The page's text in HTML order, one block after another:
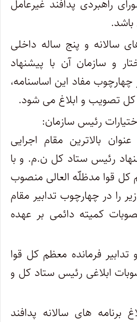
راهبردی پدافند غیرعامل
سالانه و پنج ساله داخلی
و سازمان آن با پیشنهاد
مفاد این اساسنامه،
تصویب و ابلاغ می شود.
رئیس سازمان:
بالاترین مقام اجرایی
رئیس ستاد کل ن.م. و با
قوا مدظلّه العالی منصوب
را در چهارچوب تدابیر مقام
کمیته دائمی بر عهده
تدابیر فرمانده معظم کل قوا
ابلاغی رئیس ستاد کل و
برنامه های سالانه پدافند